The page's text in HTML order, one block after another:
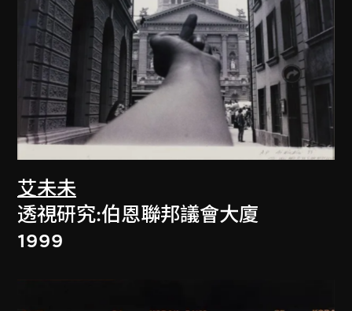
艾未未
透視研究:伯恩聯邦議會大廈
1999